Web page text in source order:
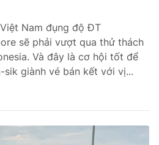
Nam đụng độ ĐT
sẽ phải vượt qua thử thách
Và đây là cơ hội tốt để
sik giành vé bán kết với vị...